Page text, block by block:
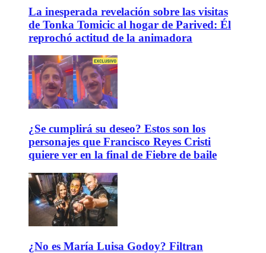
La inesperada revelación sobre las visitas
de Tonka Tomicic al hogar de Parived: Él
reprochó actitud de la animadora
¿Se cumplirá su deseo? Estos son los
personajes que Francisco Reyes Cristi
quiere ver en la final de Fiebre de baile
¿No es María Luisa Godoy? Filtran